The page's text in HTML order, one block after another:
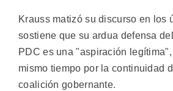
Krauss matizó su discurso en los
sostiene que su ardua defensa
PDC es una "aspiración legítima",
mismo tiempo por la continuidad
coalición gobernante.